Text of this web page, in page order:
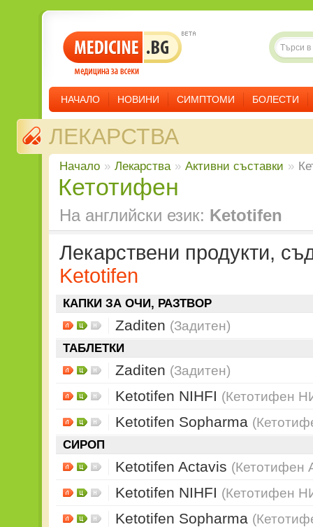
НАЧАЛО НОВИНИ СИМПТОМИ БОЛЕСТИ
ЛЕКАРСТВА
Начало » Лекарства » Aктивни съставки »
Кетотифен
На английски език: Ketotifen
Лекарствени продукти,
Ketotifen
КАПКИ ЗА ОЧИ, РАЗТВОР
Zaditen (Задитен)
ТАБЛЕТКИ
Zaditen (Задитен)
Ketotifen NIHFI (Кетотифен
Ketotifen Sopharma
СИРОП
Ketotifen Actavis (Кетотифен
Ketotifen NIHFI (Кетотифен
Ketotifen Sopharma